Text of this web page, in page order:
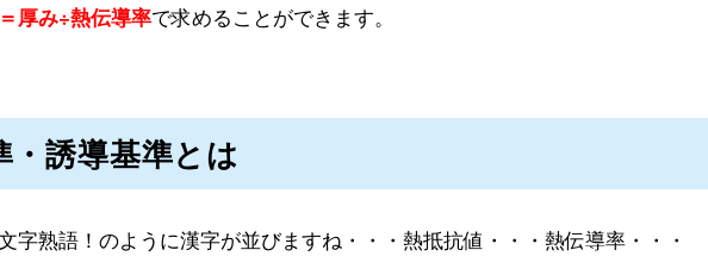
厚み÷熱伝導率で求めることができます。
・誘導基準とは
字熟語！のように漢字が並びますね・・・熱抵抗値・・・熱伝導率・・・